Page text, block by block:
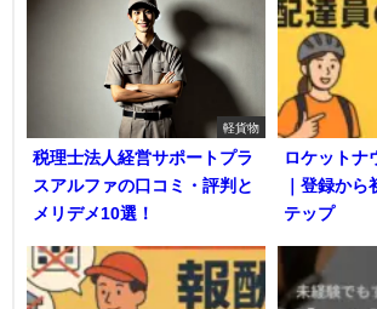
軽貨物
税理士法人経営サポートプラ
スアルファの口コミ・評判と
メリデメ10選！
ロケットナ
｜登録から
テップ